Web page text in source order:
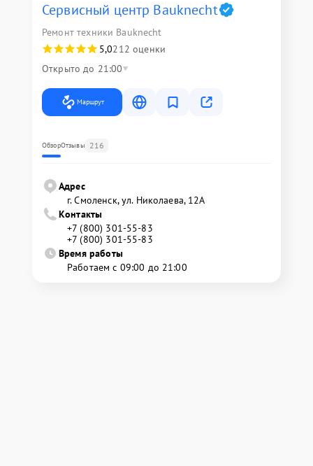
Сервисный центр Bauknecht
Ремонт техники Bauknecht
5,0212 оценки
Открыто до 21:00
Маршрут
ОбзорОтзывы 216
Адрес
г. Смоленск, ул. Николаева, 12А
Контакты
+7 (800) 301-55-83
+7 (800) 301-55-83
Время работы
Работаем с 09:00 до 21:00